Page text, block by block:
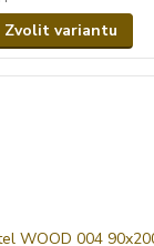
Zvolit variantu